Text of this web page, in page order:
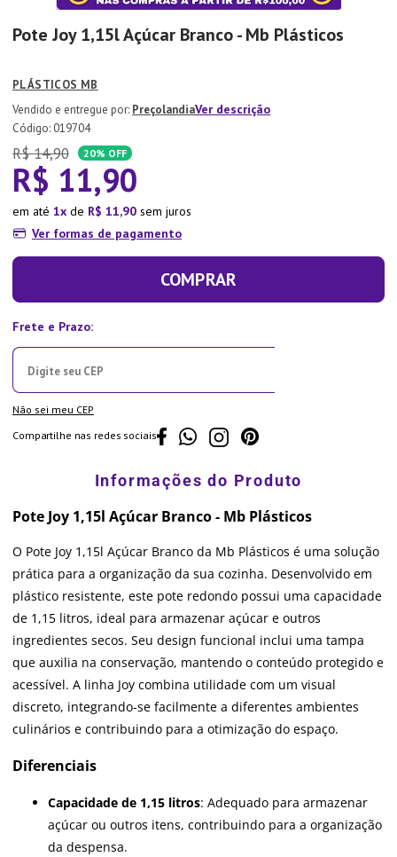
Pote Joy 1,15l Açúcar Branco - Mb Plásticos
PLÁSTICOS MB
PreçolandiaVer descrição
: 019704
R$ 14,90 20% OFF
R$ 11,90
em até 1 de R$ 11,90 sem juros
Ver formas de pagamento
COMPRAR
Não sei meu CEP
Compartilhe nas redes sociais
Pote Joy 1,15l Açúcar Branco - Mb Plásticos
O Pote Joy 1,15l Açúcar Branco da Mb Plásticos é uma solução
prática para a organização da sua cozinha. Desenvolvido em
plástico resistente, este pote redondo possui uma capacidade
de 1,15 litros, ideal para armazenar açúcar e outros
ingredientes secos. Seu design funcional inclui uma tampa
que auxilia na conservação, mantendo o conteúdo protegido e
acessível. A linha Joy combina utilidade com um visual
discreto, integrando-se facilmente a diferentes ambientes
culinários e contribuindo para a otimização do espaço.
Diferenciais
Capacidade de 1,15 litros: Adequado para armazenar
açúcar ou outros itens, contribuindo para a organização
da despensa.